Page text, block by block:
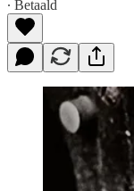
∙ Betaald